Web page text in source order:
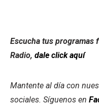
Escucha tus programas
Radio, dale click aquí
Mantente al día con
sociales. Síguenos en